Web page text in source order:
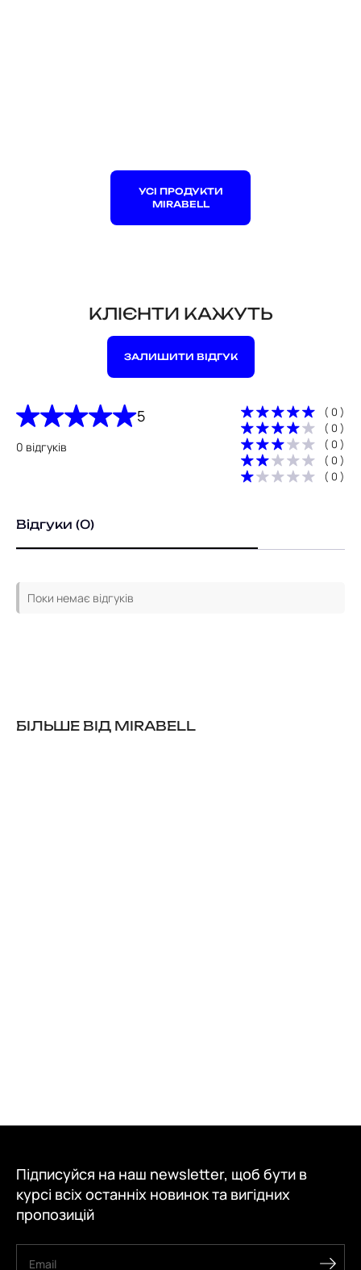
УСІ ПРОДУКТИ
MIRABELL
КЛІЄНТИ КАЖУТЬ
ЗАЛИШИТИ ВІДГУК
5
0 відгуків
( 0 )
( 0 )
( 0 )
( 0 )
( 0 )
Відгуки (0)
Поки немає відгуків
БІЛЬШЕ ВІД MIRABELL
Підписуйся на наш newsletter, щоб бути в
курсі всіх останніх новинок та вигідних
пропозицій